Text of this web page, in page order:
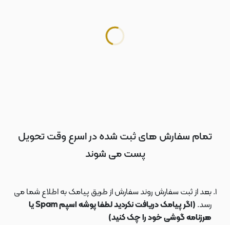
تمام سفارش های ثبت شده در اسرع وقت تحویل
پست می شوند
بعد از ثبت سفارش روند سفارش از طریق پیامک به اطلاع شما می
رسد.
(اگر پیامک دریافت نکردید لطفا پوشه اسپم Spam یا
هرزنامه گوشی خود را چک کنید)